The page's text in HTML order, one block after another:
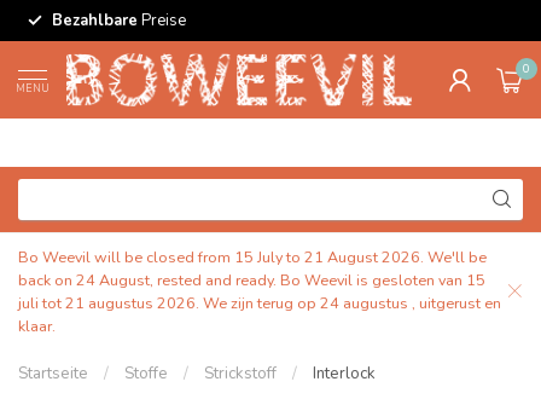
Bezahlbare Preise
MENU
0
Bo Weevil will be closed from 15 July to 21 August 2026. We'll be
back on 24 August, rested and ready. Bo Weevil is gesloten van 15
juli tot 21 augustus 2026. We zijn terug op 24 augustus , uitgerust en
klaar.
Startseite / Stoffe / Strickstoff / Interlock